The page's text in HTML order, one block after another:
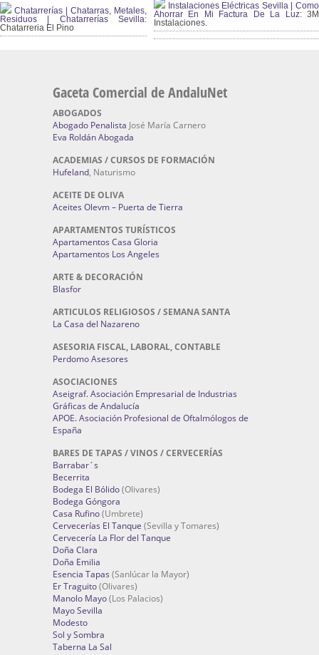
Chatarrerías | Chatarras, Metales,
Residuos | Chatarrerías Sevilla:
Chatarreria El Pino
Instalaciones Eléctricas Sevilla | Como
Ahorrar En Mi Factura De La Luz:3M
Instalaciones.
Gaceta Comercial de AndaluNet
ABOGADOS
Abogado Penalista José María Carnero
Eva Roldán Abogada
ACADEMIAS / CURSOS DE FORMACIÓN
Hufeland, Naturismo
ACEITE DE OLIVA
Aceites Olevm – Puerta de Tierra
APARTAMENTOS TURÍSTICOS
Apartamentos Casa Gloria
Apartamentos Los Angeles
ARTE & DECORACIÓN
Blasfor
ARTICULOS RELIGIOSOS / SEMANA SANTA
La Casa del Nazareno
ASESORIA FISCAL, LABORAL, CONTABLE
Perdomo Asesores
ASOCIACIONES
Aseigraf. Asociación Empresarial de Industrias
Gráficas de Andalucía
APOE. Asociación Profesional de Oftalmólogos de
España
BARES DE TAPAS / VINOS / CERVECERÍAS
Barrabar´s
Becerrita
Bodega El Bólido(Olivares)
Bodega Góngora
Casa Rufino(Umbrete)
Cervecerías El Tanque (Sevilla y Tomares)
Cervecería La Flor del Tanque
Doña Clara
Doña Emilia
Esencia Tapas (Sanlúcar la Mayor)
Er Traguito(Olivares)
Manolo Mayo(Los Palacios)
Mayo Sevilla
Modesto
Sol y Sombra
Taberna La Sal